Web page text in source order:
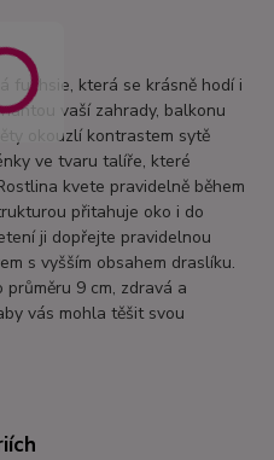
fuchsie, která se krásně hodí i
vaší zahrady, balkonu
okouzlí kontrastem sytě
ve tvaru talíře, které
kvete pravidelně během
přitahuje oko i do
ji dopřejte pravidelnou
s vyšším obsahem draslíku.
průměru 9 cm, zdravá a
vás mohla těšit svou